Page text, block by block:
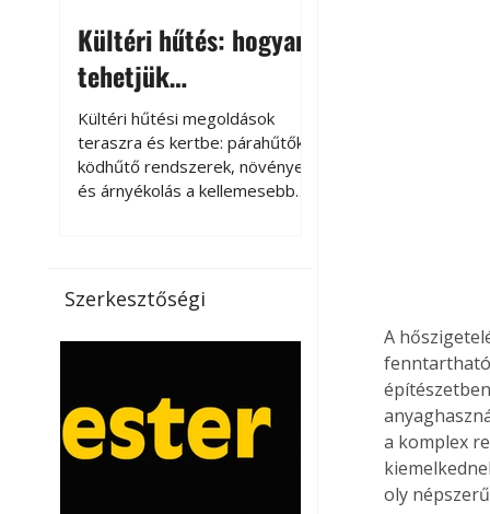
Kültéri hűtés: hogyan
tehetjük
kellemesebbé a
teraszt és a kertet?
Kültéri hűtési megoldások
teraszra és kertbe: párahűtők,
ködhűtő rendszerek, növények
és árnyékolás a kellemesebb
jelentőséget kapott, ahogy a
nyári hőhullámok gyakoribbá és
a megoldást a meleg ellen, ma
már egyre többen keresnek
olyan kültéri hűtési
Szerkesztőségi
A
a komplex
oly